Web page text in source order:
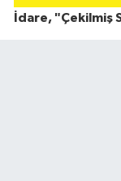
İdare, "Çekilmiş